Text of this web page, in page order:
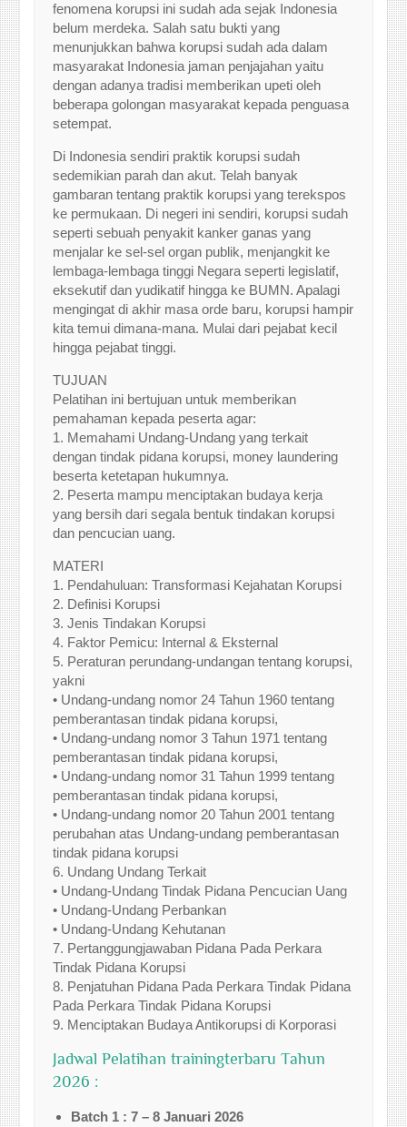
fenomena korupsi ini sudah ada sejak Indonesia
belum merdeka. Salah satu bukti yang
menunjukkan bahwa korupsi sudah ada dalam
masyarakat Indonesia jaman penjajahan yaitu
dengan adanya tradisi memberikan upeti oleh
beberapa golongan masyarakat kepada penguasa
setempat.
Di Indonesia sendiri praktik korupsi sudah
sedemikian parah dan akut. Telah banyak
gambaran tentang praktik korupsi yang terekspos
ke permukaan. Di negeri ini sendiri, korupsi sudah
seperti sebuah penyakit kanker ganas yang
menjalar ke sel-sel organ publik, menjangkit ke
lembaga-lembaga tinggi Negara seperti legislatif,
eksekutif dan yudikatif hingga ke BUMN. Apalagi
mengingat di akhir masa orde baru, korupsi hampir
kita temui dimana-mana. Mulai dari pejabat kecil
hingga pejabat tinggi.
TUJUAN
Pelatihan ini bertujuan untuk memberikan
pemahaman kepada peserta agar:
1. Memahami Undang-Undang yang terkait
dengan tindak pidana korupsi, money laundering
beserta ketetapan hukumnya.
2. Peserta mampu menciptakan budaya kerja
yang bersih dari segala bentuk tindakan korupsi
dan pencucian uang.
MATERI
1. Pendahuluan: Transformasi Kejahatan Korupsi
2. Definisi Korupsi
3. Jenis Tindakan Korupsi
4. Faktor Pemicu: Internal & Eksternal
5. Peraturan perundang-undangan tentang korupsi,
yakni
• Undang-undang nomor 24 Tahun 1960 tentang
pemberantasan tindak pidana korupsi,
• Undang-undang nomor 3 Tahun 1971 tentang
pemberantasan tindak pidana korupsi,
• Undang-undang nomor 31 Tahun 1999 tentang
pemberantasan tindak pidana korupsi,
• Undang-undang nomor 20 Tahun 2001 tentang
perubahan atas Undang-undang pemberantasan
tindak pidana korupsi
6. Undang Undang Terkait
• Undang-Undang Tindak Pidana Pencucian Uang
• Undang-Undang Perbankan
• Undang-Undang Kehutanan
7. Pertanggungjawaban Pidana Pada Perkara
Tindak Pidana Korupsi
8. Penjatuhan Pidana Pada Perkara Tindak Pidana
Pada Perkara Tindak Pidana Korupsi
9. Menciptakan Budaya Antikorupsi di Korporasi
Jadwal Pelatihan trainingterbaru Tahun
2026 :
Batch 1 : 7 – 8 Januari 2026